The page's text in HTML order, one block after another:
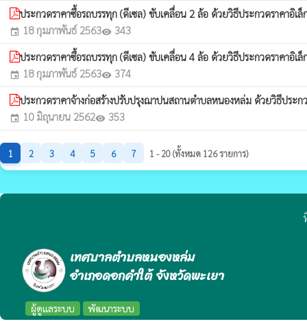
ประกวดราคาซื้อรถบรรทุก (ดีเซล) ขับเคลื่อน 2 ล้อ ด้วยวิธีประกวดราคาอิ
event 18 กุมภาพันธ์ 2563visibility 343
ประกวดราคาซื้อรถบรรทุก (ดีเซล) ขับเคลื่อน 4 ล้อ ด้วยวิธีประกวดราคาอิ
event 18 กุมภาพันธ์ 2563visibility 374
ประกวดราคาจ้างก่อสร้างปรับปรุงฌาปนสถานตำบลหนองหล่ม ด้วยวิธีประ
event 10 มิถุนายน 2562visibility 353
1 2 3 4 5 6 7 1 - 20 (ทั้งหมด 126 รายการ)
เทศบาลตำบลหนองหล่ม
อำเภอดอกคำใต้ จังหวัดพะเยา
ผู้ดูแลระบบ พัฒนาระบบ